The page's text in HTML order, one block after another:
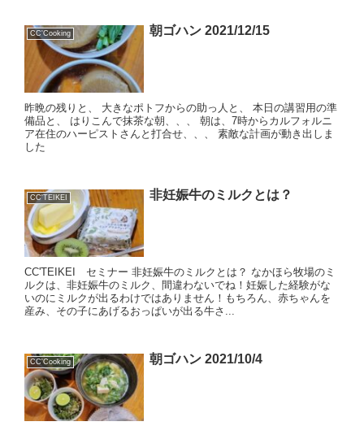
CC'Cooking 朝ゴハン 2021/12/15
昨晩の残りと、 大きなポトフからの助っ人と、 本日の講習用の準
備品と、 はりこんで抹茶な朝、、、 朝は、7時からカルフォルニ
ア在住のハーピストさんと打合せ、、、 素敵な計画が動き出しま
した
CC'TEIKEI 非妊娠牛のミルクとは？
CC'TEIKEI セミナー 非妊娠牛のミルクとは？ なかほら牧場のミ
ルクは、非妊娠牛のミルク、間違わないでね！妊娠した経験がな
いのにミルクが出るわけではありません！もちろん、赤ちゃんを
産み、その子にあげるおっぱいが出る牛さ...
CC'Cooking 朝ゴハン 2021/10/4